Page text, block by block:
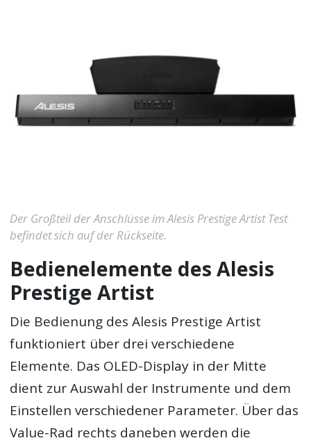
Der Großteil der Anschlüsse im Alesis Prestige Artist Test
befindet sich auf der Rückseite.
Bedienelemente des Alesis
Prestige Artist
Die Bedienung des Alesis Prestige Artist
funktioniert über drei verschiedene
Elemente. Das OLED-Display in der Mitte
dient zur Auswahl der Instrumente und dem
Einstellen verschiedener Parameter. Über das
Value-Rad rechts daneben werden die